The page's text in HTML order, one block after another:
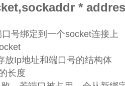
*
号绑定到一个socket连接上
放Ip地址和端口号的结构体
长度